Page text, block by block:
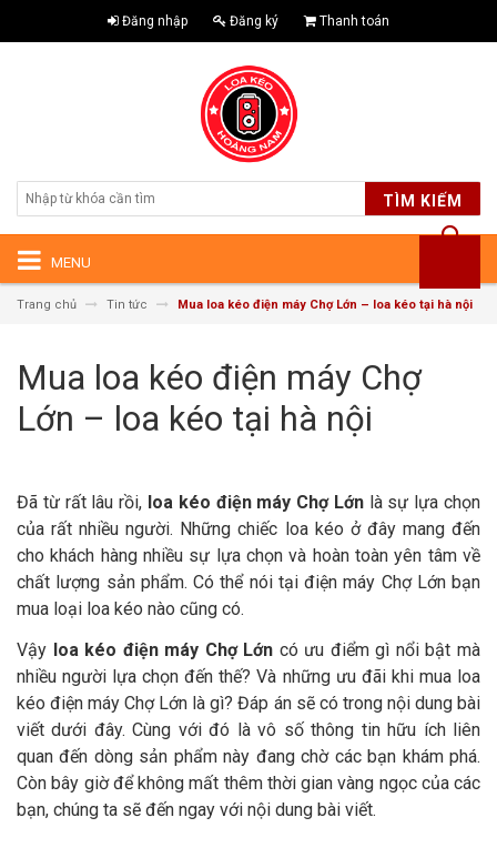
Đăng nhập Đăng ký Thanh toán
TÌM KIẾM
MENU
Trang chủ Tin tức Mua loa kéo điện máy Chợ Lớn – loa kéo tại hà nội
Mua loa kéo điện máy Chợ
Lớn – loa kéo tại hà nội
Đã từ rất lâu rồi, loa kéo điện máy Chợ Lớnlà sự lựa chọn
của rất nhiều người. Những chiếc loa kéo ở đây mang đến
cho khách hàng nhiều sự lựa chọn và hoàn toàn yên tâm về
chất lượng sản phẩm. Có thể nói tại điện máy Chợ Lớn bạn
mua loại loa kéo nào cũng có.
Vậy loa kéo điện máy Chợ Lớn có ưu điểm gì nổi bật mà
nhiều người lựa chọn đến thế? Và những ưu đãi khi mua loa
kéo điện máy Chợ Lớn là gì? Đáp án sẽ có trong nội dung bài
viết dưới đây. Cùng với đó là vô số thông tin hữu ích liên
quan đến dòng sản phẩm này đang chờ các bạn khám phá.
Còn bây giờ để không mất thêm thời gian vàng ngọc của các
bạn, chúng ta sẽ đến ngay với nội dung bài viết.